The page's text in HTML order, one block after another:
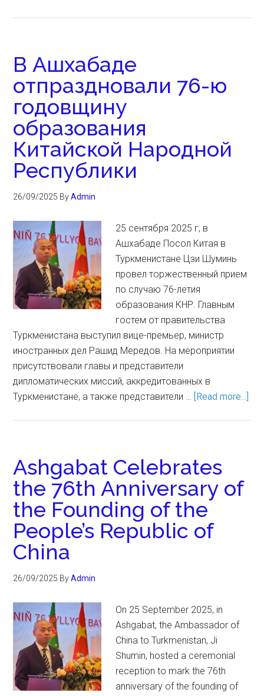
В Ашхабаде
отпраздновали 76-ю
годовщину
образования
Китайской Народной
Республики
26/09/2025 ByAdmin
25 сентября 2025 г, в
Ашхабаде Посол Китая в
Туркменистане Цзи Шуминь
провел торжественный прием
по случаю 76-летия
образования КНР. Главным
гостем от правительства
Туркменистана выступил вице-премьер, министр
иностранных дел Рашид Мередов. На мероприятии
присутствовали главы и представители
дипломатических миссий, аккредитованных в
Туркменистане, а также представители … [Read more...]
Ashgabat Celebrates
the 76th Anniversary of
the Founding of the
People’s Republic of
China
26/09/2025 ByAdmin
On 25 September 2025, in
Ashgabat, the Ambassador of
China to Turkmenistan, Ji
Shumin, hosted a ceremonial
reception to mark the 76th
anniversary of the founding of